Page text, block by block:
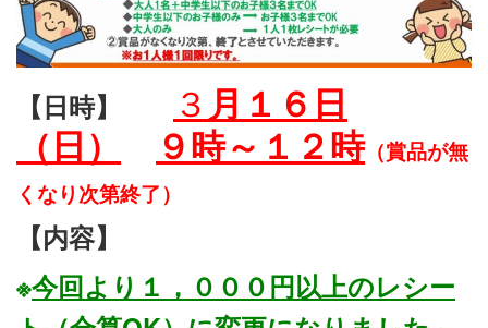
【日時】 ３ 月１６日
（日）
９時～１２時（賞品が無
くなり次第終了）
【内容】
※今回より１，０００円以上のレシー